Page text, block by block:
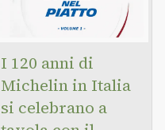
I 120 anni di
Michelin in Italia
si celebrano a